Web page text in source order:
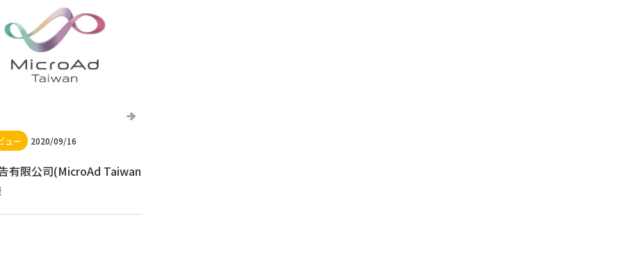
2020/09/16
有限公司(MicroAd Taiwan